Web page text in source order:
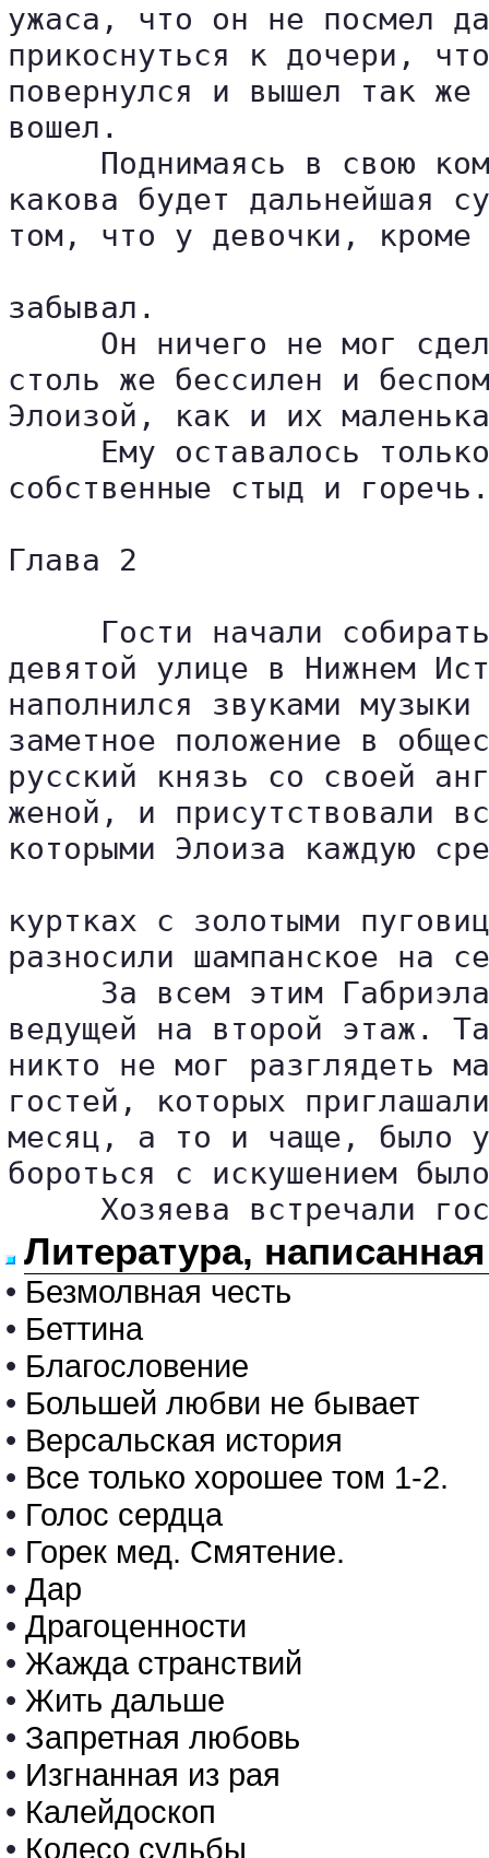
ужаса, что он не посмел
прикоснуться к дочери,
повернулся и вышел так
вошел.
Поднимаясь в свою
какова будет дальнейшая
том, что у девочки, кроме
забывал.
Он ничего не мог
столь же бессилен и
Элоизой, как и их
Ему оставалось
собственные стыд и горечь.
Глава 2
Гости начали
девятой улице в Нижнем
наполнился звуками
заметное положение в
русский князь со своей
женой, и присутствовали
которыми Элоиза каждую
куртках с золотыми
разносили шампанское на
За всем этим
ведущей на второй этаж.
никто не мог разглядеть
гостей, которых
месяц, а то и чаще, было
бороться с искушением
Хозяева встречали
Литература,
• Безмолвная честь
• Беттина
• Благословение
• Большей любви не бывает
• Версальская история
• Все только хорошее том 1-2.
• Голос сердца
• Горек мед. Смятение.
• Дар
• Драгоценности
• Жажда странствий
• Жить дальше
• Запретная любовь
• Изгнанная из рая
• Калейдоскоп
• Колесо судьбы